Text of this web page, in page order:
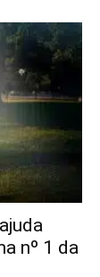
nº 1 da